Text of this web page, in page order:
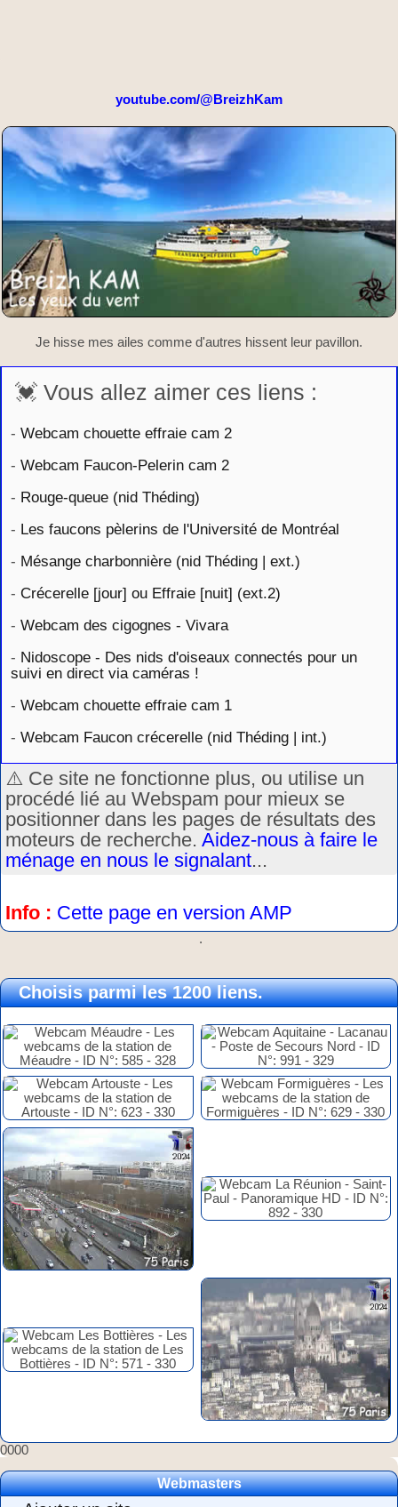
youtube.com/@BreizhKam
Je hisse mes ailes comme d'autres hissent leur pavillon.
💓 Vous allez aimer ces liens :
- Webcam chouette effraie cam 2
- Webcam Faucon-Pelerin cam 2
- Rouge-queue (nid Théding)
- Les faucons pèlerins de l'Université de Montréal
- Mésange charbonnière (nid Théding | ext.)
- Crécerelle [jour] ou Effraie [nuit] (ext.2)
- Webcam des cigognes - Vivara
- Nidoscope - Des nids d'oiseaux connectés pour un
suivi en direct via caméras !
- Webcam chouette effraie cam 1
- Webcam Faucon crécerelle (nid Théding | int.)
⚠️ Ce site ne fonctionne plus, ou utilise un
procédé lié au Webspam pour mieux se
positionner dans les pages de résultats des
moteurs de recherche. Aidez-nous à faire le
ménage en nous le signalant...
Info : Cette page en version AMP
.
Choisis parmi les 1200 liens.
0000
Webmasters